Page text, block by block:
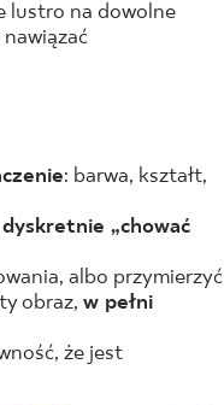
lustro na dowolne
: barwa, kształt,
dyskretnie „chować
albo przymierzyć
obraz, w pełni
że jest